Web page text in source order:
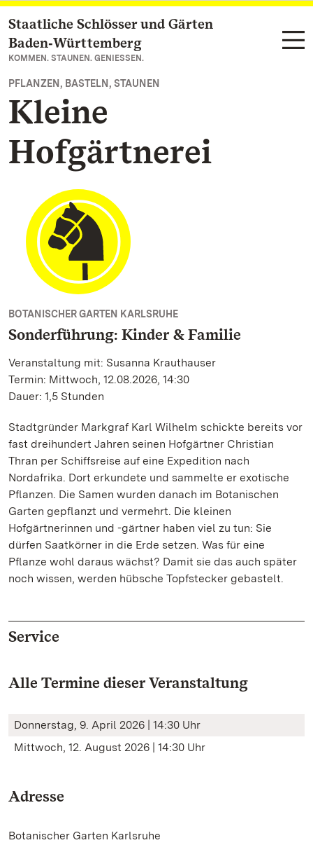
Zum Hauptinhalt springen
Staatliche Schlösser und Gärten
Baden‑Württemberg
KOMMEN. STAUNEN. GENIESSEN.
PFLANZEN, BASTELN, STAUNEN
Kleine
Hofgärtnerei
BOTANISCHER GARTEN KARLSRUHE
Sonderführung: Kinder & Familie
Veranstaltung mit: Susanna Krauthauser
Termin: Mittwoch, 12.08.2026, 14:30
Dauer: 1,5 Stunden
Stadtgründer Markgraf Karl Wilhelm schickte bereits vor
fast dreihundert Jahren seinen Hofgärtner Christian
Thran per Schiffsreise auf eine Expedition nach
Nordafrika. Dort erkundete und sammelte er exotische
Pflanzen. Die Samen wurden danach im Botanischen
Garten gepflanzt und vermehrt. Die kleinen
Hofgärtnerinnen und -gärtner haben viel zu tun: Sie
dürfen Saatkörner in die Erde setzen. Was für eine
Pflanze wohl daraus wächst? Damit sie das auch später
noch wissen, werden hübsche Topfstecker gebastelt.
Service
Alle Termine dieser Veranstaltung
Donnerstag, 9. April 2026 | 14:30 Uhr
Mittwoch, 12. August 2026 | 14:30 Uhr
Adresse
Botanischer Garten Karlsruhe